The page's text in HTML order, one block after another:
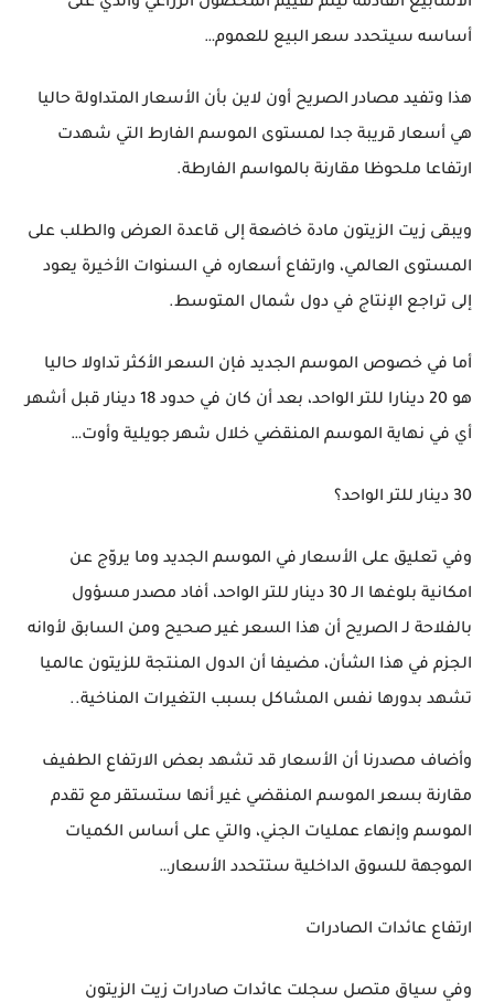
أساسه سيتحدد سعر البيع للعموم…
هذا وتفيد مصادر الصريح أون لاين بأن الأسعار المتداولة حاليا
هي أسعار قريبة جدا لمستوى الموسم الفارط التي شهدت
ارتفاعا ملحوظا مقارنة بالمواسم الفارطة.
ويبقى زيت الزيتون مادة خاضعة إلى قاعدة العرض والطلب على
المستوى العالمي، وارتفاع أسعاره في السنوات الأخيرة يعود
إلى تراجع الإنتاج في دول شمال المتوسط.
أما في خصوص الموسم الجديد فإن السعر الأكثر تداولا حاليا
هو 20 دينارا للتر الواحد، بعد أن كان في حدود 18 دينار قبل أشهر
أي في نهاية الموسم المنقضي خلال شهر جويلية وأوت…
30 دينار للتر الواحد؟
وفي تعليق على الأسعار في الموسم الجديد وما يروّج عن
امكانية بلوغها الـ 30 دينار للتر الواحد، أفاد مصدر مسؤول
بالفلاحة لـ الصريح أن هذا السعر غير صحيح ومن السابق لأوانه
الجزم في هذا الشأن، مضيفا أن الدول المنتجة للزيتون عالميا
تشهد بدورها نفس المشاكل بسبب التغيرات المناخية..
وأضاف مصدرنا أن الأسعار قد تشهد بعض الارتفاع الطفيف
مقارنة بسعر الموسم المنقضي غير أنها ستستقر مع تقدم
الموسم وإنهاء عمليات الجني، والتي على أساس الكميات
الموجهة للسوق الداخلية ستتحدد الأسعار…
ارتفاع عائدات الصادرات
وفي سياق متصل سجلت عائدات صادرات زيت الزيتون